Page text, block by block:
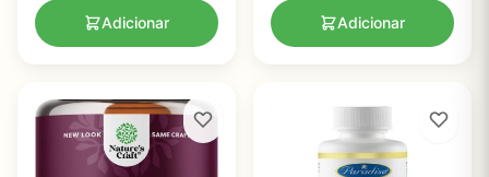
Adicionar Adicionar